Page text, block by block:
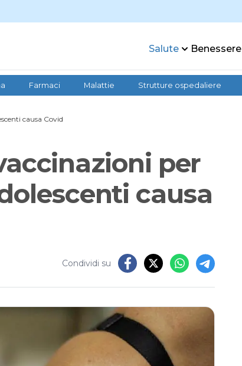
Salute Benessere
Farmaci Malattie Strutture ospedaliere
causa Covid
per
causa
Condividi su